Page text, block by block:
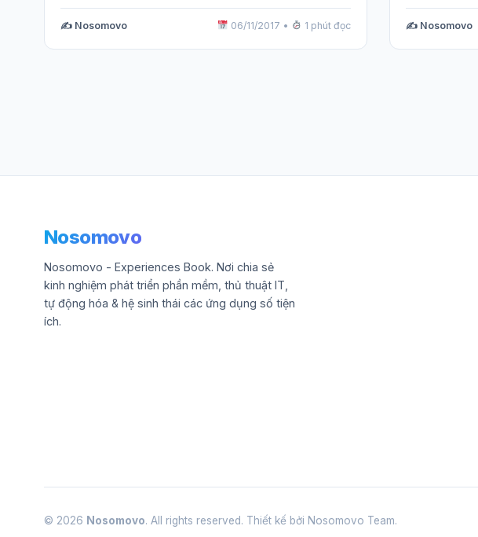
✍️ Nosomovo 06/11/2017 • 1 phút đọc ✍️ Nosomovo
Nosomovo
Nosomovo - Experiences Book. Nơi chia sẻ
kinh nghiệm phát triển phần mềm, thủ thuật IT,
tự động hóa & hệ sinh thái các ứng dụng số tiện
ích.
© 2026 Nosomovo. All rights reserved. Thiết kế bởi Nosomovo Team.